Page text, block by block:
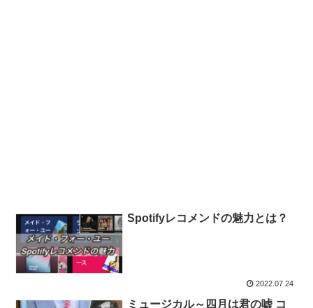
Spotifyレコメンドの魅力とは？
2022.07.24
ミュージカル～四月は君の嘘 コ